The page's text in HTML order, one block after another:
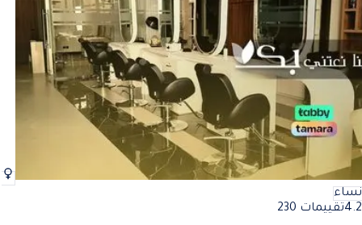
أفضل غسيل الشعر في الرياض
أفضل غسيل الشعر في الرياض
نساء
4.2تقييمات 230